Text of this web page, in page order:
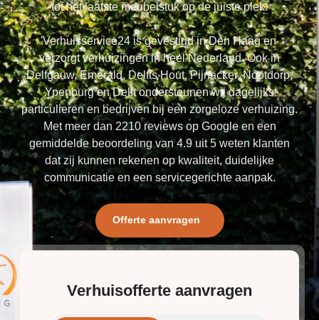
tot het laatste meubelstuk op de juiste plek.
Verhuisservice24 is gevestigd in Den Haag en
verzorgt verhuizingen in heel Nederland. Ook in
Delfgauw, Emerald, Delfts Hout, Pijnacker, Nootdorp,
Ypenburg en Delft ondersteunen wij dagelijks
particulieren en bedrijven bij een zorgeloze verhuizing.
Met meer dan 2210 reviews op Google en een
gemiddelde beoordeling van 4.9 uit 5 weten klanten
dat zij kunnen rekenen op kwaliteit, duidelijke
communicatie en een servicegerichte aanpak.
Offerte aanvragen
Verhuisofferte aanvragen